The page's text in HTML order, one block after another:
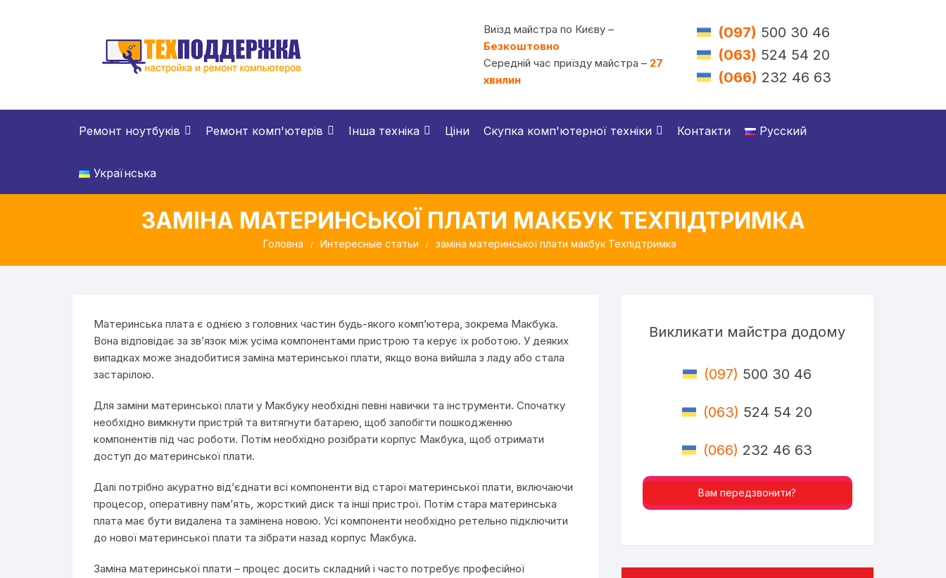
Виїзд майстра по Києву –
Безкоштовно
Середній час приїзду майстра – 27
хвилин
(097) 500 30 46
(063) 524 54 20
(066) 232 46 63
Ремонт ноутбуків Ремонт комп'ютерів Інша техніка Ціни Скупка комп'ютерної техніки Контакти Русский
Українська
ЗАМІНА МАТЕРИНСЬКОЇ ПЛАТИ МАКБУК ТЕХПІДТРИМКА
Головна Интересные статьи заміна материнської плати макбук Техпідтримка
Материнська плата є однією з головних частин будь-якого комп’ютера, зокрема Макбука.
Вона відповідає за зв’язок між усіма компонентами пристрою та керує їх роботою. У деяких
випадках може знадобитися заміна материнської плати, якщо вона вийшла з ладу або стала
застарілою.
Для заміни материнської плати у Макбуку необхідні певні навички та інструменти. Спочатку
необхідно вимкнути пристрій та витягнути батарею, щоб запобігти пошкодженню
компонентів під час роботи. Потім необхідно розібрати корпус Макбука, щоб отримати
доступ до материнської плати.
Далі потрібно акуратно від’єднати всі компоненти від старої материнської плати, включаючи
процесор, оперативну пам’ять, жорсткий диск та інші пристрої. Потім стара материнська
плата має бути видалена та замінена новою. Усі компоненти необхідно ретельно підключити
до нової материнської плати та зібрати назад корпус Макбука.
Заміна материнської плати – процес досить складний і часто потребує професійної
Викликати майстра додому
(097) 500 30 46
(063) 524 54 20
(066) 232 46 63
Вам передзвонити?